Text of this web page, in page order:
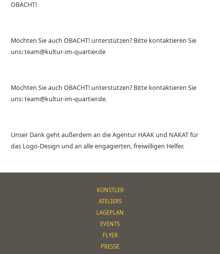
OBACHT!
Möchten Sie auch OBACHT! unterstützen? Bitte kontaktieren Sie
uns: team@kultur-im-quartier.de
Möchten Sie auch OBACHT! unterstützen? Bitte kontaktieren Sie
uns: team@kultur-im-quartier.de.
Unser Dank geht außerdem an die Agentur HAAK und NAKAT für
das Logo-Design und an alle engagierten, freiwilligen Helfer.
KÜNSTLER
ATELIERS
LAGEPLAN
EVENTS
FLYER
PRESSE